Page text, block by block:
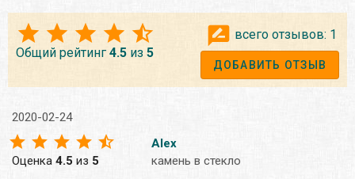
Общий рейтинг 4.5 из 5
всего отзывов: 1
ДОБАВИТЬ ОТЗЫВ
2020-02-24
Оценка 4.5 из 5
Alex
камень в стекло